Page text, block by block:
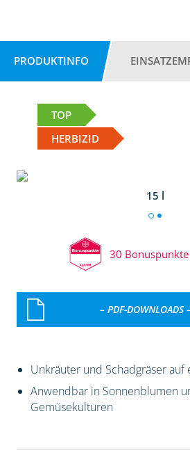
PRODUKTINFO
TOP
HERBIZID
15 l
30
– PDF-DOWNLOADS
Unkräuter und Schadgräser auf
Anwendbar in Sonnenblumen
Gemüsekulturen